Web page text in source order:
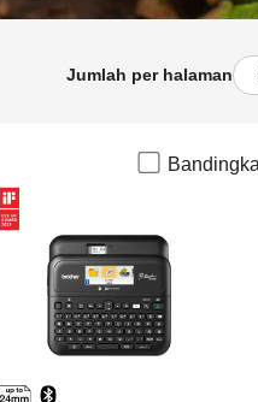
Jumlah per halaman